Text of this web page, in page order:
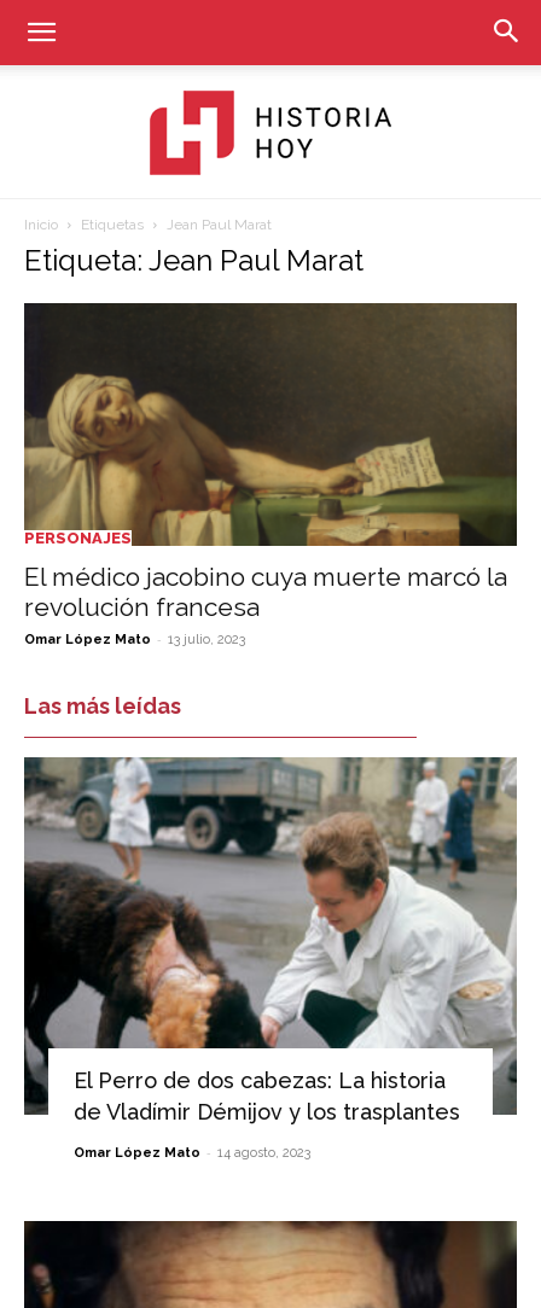
Historia
Inicio Etiquetas Jean Paul Marat
Etiqueta: Jean Paul Marat
PERSONAJES
El médico jacobino cuya muerte marcó la
revolución francesa
Omar López Mato - 13 julio, 2023
Las más leídas
El Perro de dos cabezas: La historia
de Vladímir Démijov y los trasplantes
Omar López Mato - 14 agosto, 2023